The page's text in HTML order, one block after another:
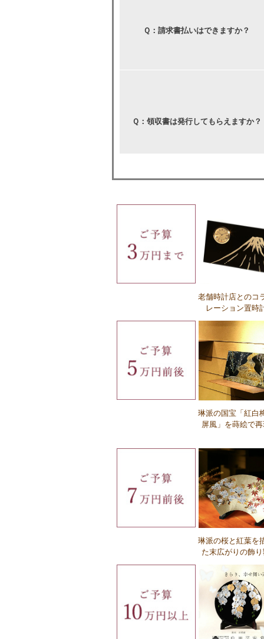
Ｑ：請求書払いはできますか？
Ｑ：領収書は発行してもらえますか？
Ｑ：名入れに対応していない商品はあり
すか？
Ｑ：名入れの種類の違いを教えてくだ
Ｑ：名入れの費用はいくらですか？
Ｑ：名入れにかかる時間はどれぐらいで
か？
Ｑ：名入れの注文方法を教えてください
老舗時計店とのコ
レーション置時
琳派の国宝「紅白
屏風」を蒔絵で
琳派の桜と紅葉を
た末広がりの飾